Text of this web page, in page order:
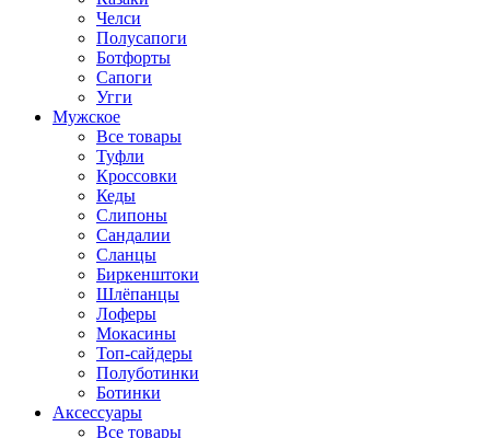
Челси
Полусапоги
Ботфорты
Сапоги
Угги
Мужское
Все товары
Туфли
Кроссовки
Кеды
Слипоны
Сандалии
Сланцы
Биркенштоки
Шлёпанцы
Лоферы
Мокасины
Топ-сайдеры
Полуботинки
Ботинки
Аксессуары
Все товары